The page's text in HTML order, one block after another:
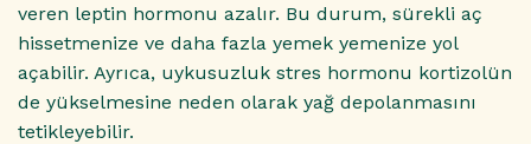
veren leptin hormonu azalır. Bu durum, sürekli aç
hissetmenize ve daha fazla yemek yemenize yol
açabilir. Ayrıca, uykusuzluk stres hormonu kortizolün
de yükselmesine neden olarak yağ depolanmasını
tetikleyebilir.